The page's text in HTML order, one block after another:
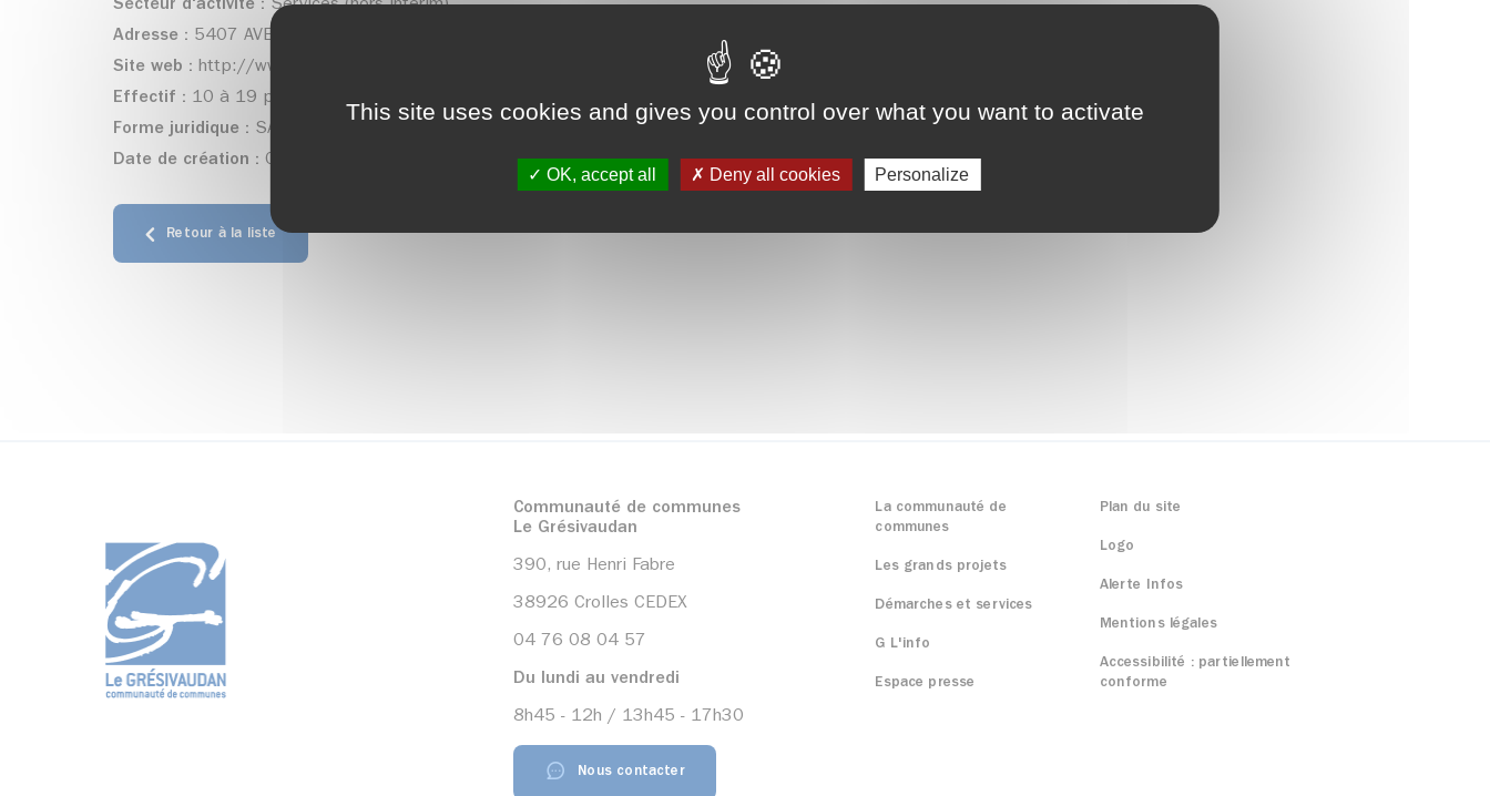
This site uses cookies and gives you control over what you want to activate
OK, accept all Deny all cookies Personalize
Secteur d'activité : Services (hors intérim)
Adresse : 5407 AVENUE ANTOINE LOUARAZ - Allevard
Site web : http://www.laposte.fr
Effectif : 10 à 19 personnes
Forme juridique : SA nationale à conseil d'administration
Date de création : 01/01/2012
Retour à la liste
Communauté de communes
Le Grésivaudan
390, rue Henri Fabre
38926 Crolles CEDEX
04 76 08 04 57
Du lundi au vendredi
8h45 - 12h / 13h45 - 17h30
Nous contacter
La communauté de
communes
Les grands projets
Démarches et services
G L'info
Espace presse
Plan du site
Logo
Alerte Infos
Mentions légales
Accessibilité : partiellement
conforme